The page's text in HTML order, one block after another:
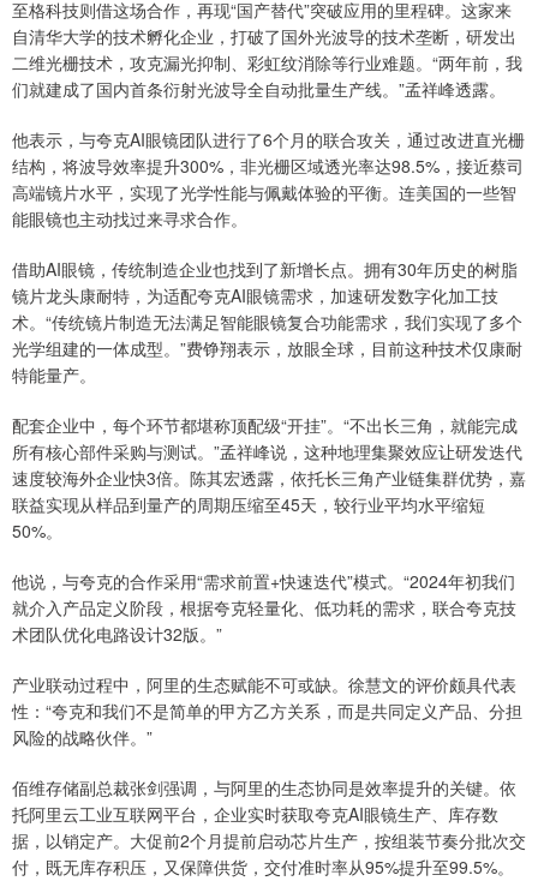
至格科技则借这场合作，再现“国产替代”突破应用的里程碑。这家来
自清华大学的技术孵化企业，打破了国外光波导的技术垄断，研发出
二维光栅技术，攻克漏光抑制、彩虹纹消除等行业难题。“两年前，我
们就建成了国内首条衍射光波导全自动批量生产线。”孟祥峰透露。
他表示，与夸克AI眼镜团队进行了6个月的联合攻关，通过改进直光栅
结构，将波导效率提升300%，非光栅区域透光率达98.5%，接近蔡司
高端镜片水平，实现了光学性能与佩戴体验的平衡。连美国的一些智
能眼镜也主动找过来寻求合作。
借助AI眼镜，传统制造企业也找到了新增长点。拥有30年历史的树脂
镜片龙头康耐特，为适配夸克AI眼镜需求，加速研发数字化加工技
术。“传统镜片制造无法满足智能眼镜复合功能需求，我们实现了多个
光学组建的一体成型。”费铮翔表示，放眼全球，目前这种技术仅康耐
特能量产。
配套企业中，每个环节都堪称顶配级“开挂”。“不出长三角，就能完成
所有核心部件采购与测试。”孟祥峰说，这种地理集聚效应让研发迭代
速度较海外企业快3倍。陈其宏透露，依托长三角产业链集群优势，嘉
联益实现从样品到量产的周期压缩至45天，较行业平均水平缩短
50%。
他说，与夸克的合作采用“需求前置+快速迭代”模式。“2024年初我们
就介入产品定义阶段，根据夸克轻量化、低功耗的需求，联合夸克技
术团队优化电路设计32版。”
产业联动过程中，阿里的生态赋能不可或缺。徐慧文的评价颇具代表
性：“夸克和我们不是简单的甲方乙方关系，而是共同定义产品、分担
风险的战略伙伴。”
佰维存储副总裁张剑强调，与阿里的生态协同是效率提升的关键。依
托阿里云工业互联网平台，企业实时获取夸克AI眼镜生产、库存数
据，以销定产。大促前2个月提前启动芯片生产，按组装节奏分批次交
付，既无库存积压，又保障供货，交付准时率从95%提升至99.5%。